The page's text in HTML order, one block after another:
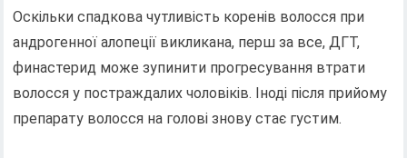
Оскільки спадкова чутливість коренів волосся при
андрогенної алопеції викликана, перш за все, ДГТ,
финастерид може зупинити прогресування втрати
волосся у постраждалих чоловіків. Іноді після прийому
препарату волосся на голові знову стає густим.